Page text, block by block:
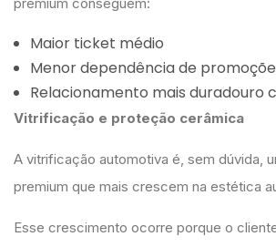
Maior ticket médio
Menor dependência de
Relacionamento mais duradouro
Vitrificação e proteção cerâmica
A vitrificação automotiva é, sem dúvida,
premium que mais crescem na estética
Esse crescimento ocorre porque o